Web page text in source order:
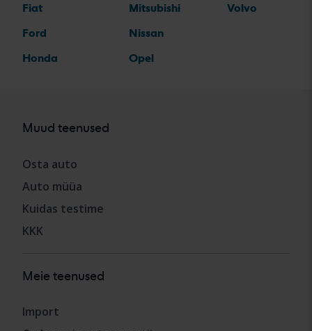
Fiat
Ford
Honda
Mitsubishi
Nissan
Opel
Volvo
Muud teenused
Osta auto
Auto müüa
Kuidas testime
KKK
Meie teenused
Import